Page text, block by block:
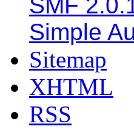
Simple
Sitemap
XHTML
RSS